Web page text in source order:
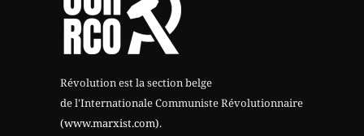
Révolution est la section belge
de l'Internationale Communiste Révolutionnaire
(www.marxist.com).